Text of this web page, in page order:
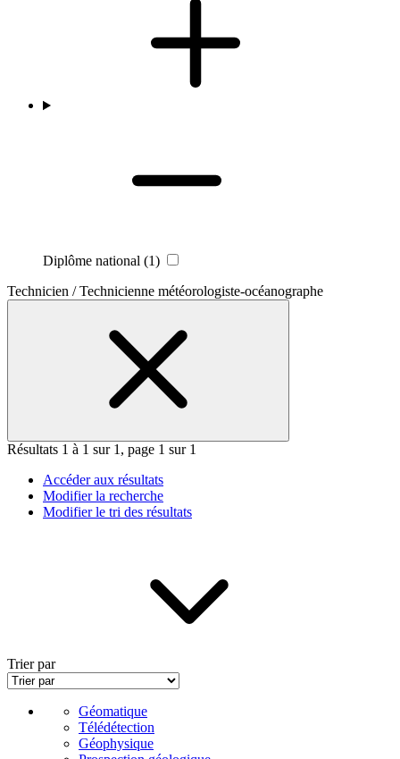
Diplôme national (1)
Technicien / Technicienne météorologiste-océanographe
Résultats 1 à 1 sur 1, page 1 sur 1
Accéder aux résultats
Modifier la recherche
Modifier le tri des résultats
Trier par
Géomatique
Télédétection
Géophysique